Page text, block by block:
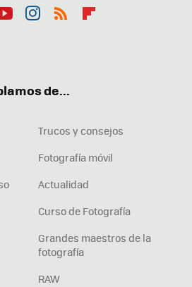
de...
Trucos y consejos
Fotografía móvil
Actualidad
Curso de Fotografía
Grandes maestros de la
fotografía
RAW